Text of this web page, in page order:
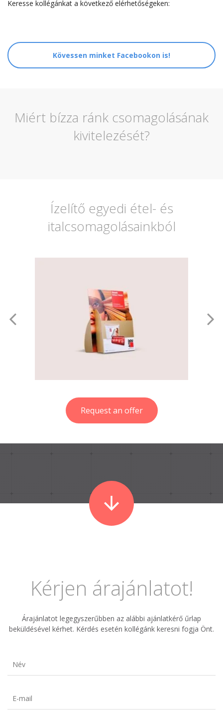
Keresse kollégánkat a következő elérhetőségeken:
Kövessen minket Facebookon is!
Miért bízza ránk csomagolásának
kivitelezését?
Ízelítő egyedi étel- és
italcsomagolásainkból
Request an offer
Kérjen árajánlatot!
Árajánlatot legegyszerűbben az alábbi ajánlatkérő űrlap
beküldésével kérhet. Kérdés esetén kollégánk keresni fogja Önt.